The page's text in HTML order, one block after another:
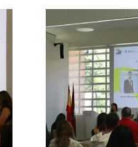
Del arte